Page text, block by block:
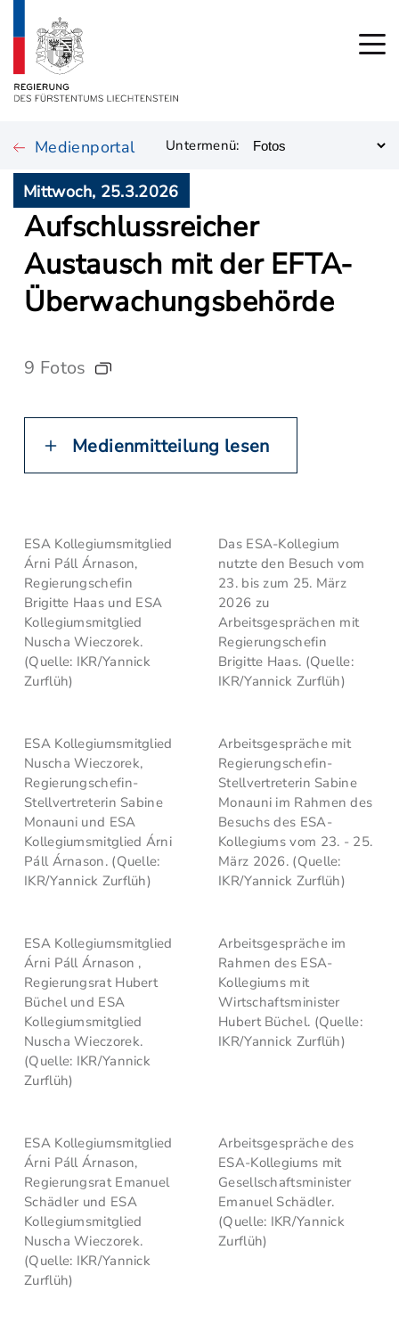
Medienportal Untermenü:
Mittwoch, 25.3.2026
Aufschlussreicher
Austausch mit der EFTA-
Überwachungsbehörde
9 Fotos
Medienmitteilung lesen
ESA Kollegiumsmitglied
Árni Páll Árnason,
Regierungschefin
Brigitte Haas und ESA
Kollegiumsmitglied
Nuscha Wieczorek.
(Quelle: IKR/Yannick
Zurflüh)
Das ESA-Kollegium
nutzte den Besuch vom
23. bis zum 25. März
2026 zu
Arbeitsgesprächen mit
Regierungschefin
Brigitte Haas. (Quelle:
IKR/Yannick Zurflüh)
ESA Kollegiumsmitglied
Nuscha Wieczorek,
Regierungschefin-
Stellvertreterin Sabine
Monauni und ESA
Kollegiumsmitglied Árni
Páll Árnason. (Quelle:
IKR/Yannick Zurflüh)
Arbeitsgespräche mit
Regierungschefin-
Stellvertreterin Sabine
Monauni im Rahmen des
Besuchs des ESA-
Kollegiums vom 23. - 25.
März 2026. (Quelle:
IKR/Yannick Zurflüh)
ESA Kollegiumsmitglied
Árni Páll Árnason ,
Regierungsrat Hubert
Büchel und ESA
Kollegiumsmitglied
Nuscha Wieczorek.
(Quelle: IKR/Yannick
Zurflüh)
Arbeitsgespräche im
Rahmen des ESA-
Kollegiums mit
Wirtschaftsminister
Hubert Büchel. (Quelle:
IKR/Yannick Zurflüh)
ESA Kollegiumsmitglied
Árni Páll Árnason,
Regierungsrat Emanuel
Schädler und ESA
Kollegiumsmitglied
Nuscha Wieczorek.
(Quelle: IKR/Yannick
Zurflüh)
Arbeitsgespräche des
ESA-Kollegiums mit
Gesellschaftsminister
Emanuel Schädler.
(Quelle: IKR/Yannick
Zurflüh)